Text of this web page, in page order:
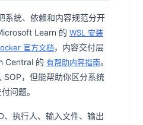
统、依赖和内容规范分开
Learn 的 WSL 安装
官方文档，内容交付层
Central 的 有帮助内容指南。
SOP，但能帮助你区分系统
问题。
、执行人、输入文件、输出